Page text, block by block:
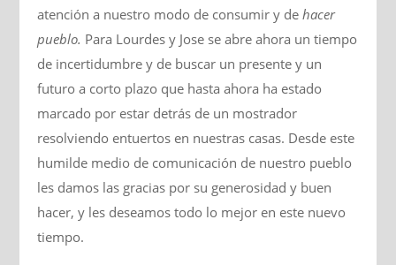
atención a nuestro modo de consumir y de hacer
pueblo. Para Lourdes y Jose se abre ahora un tiempo
de incertidumbre y de buscar un presente y un
futuro a corto plazo que hasta ahora ha estado
marcado por estar detrás de un mostrador
resolviendo entuertos en nuestras casas. Desde este
humilde medio de comunicación de nuestro pueblo
les damos las gracias por su generosidad y buen
hacer, y les deseamos todo lo mejor en este nuevo
tiempo.